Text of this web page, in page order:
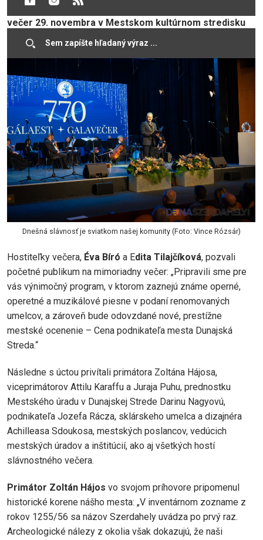
historickým významom, ktorý sa uskutočnil v sobotu
večer 29. novembra v Mestskom kultúrnom stredisku
Benedeka Csaplára.
Dnešná slávnosť je sviatkom našej komunity (Foto: Vince Rózsár)
Hostiteľky večera, Éva Bíró a Edita Tilajčíková, pozvali
početné publikum na mimoriadny večer: „Pripravili sme pre
vás výnimočný program, v ktorom zaznejú známe operné,
operetné a muzikálové piesne v podaní renomovaných
umelcov, a zároveň bude odovzdané nové, prestížne
mestské ocenenie – Cena podnikateľa mesta Dunajská
Streda.“
Následne s úctou privítali primátora Zoltána Hájosa,
viceprimátorov Attilu Karaffu a Juraja Puhu, prednostku
Mestského úradu v Dunajskej Strede Darinu Nagyovú,
podnikateľa Jozefa Rácza, sklárskeho umelca a dizajnéra
Achilleasa Sdoukosa, mestských poslancov, vedúcich
mestských úradov a inštitúcií, ako aj všetkých hostí
slávnostného večera.
Primátor Zoltán Hájos vo svojom príhovore pripomenul
historické korene nášho mesta: „V inventárnom zozname z
rokov 1255/56 sa názov Szerdahely uvádza po prvý raz.
Archeologické nálezy z okolia však dokazujú, že naši